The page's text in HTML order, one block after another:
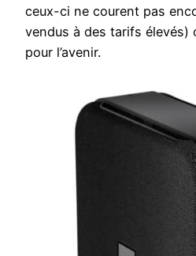
ceux-ci ne courent pas
vendus à des tarifs élevés)
pour l’avenir.